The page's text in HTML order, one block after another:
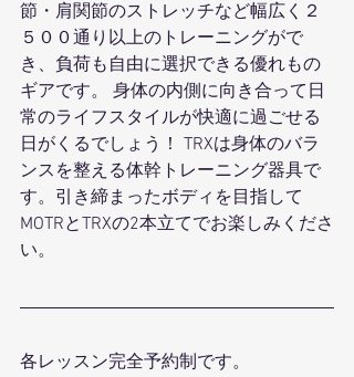
節・肩関節のストレッチなど幅広く２
５００通り以上のトレーニングがで
き、負荷も自由に選択できる優れもの
ギアです。 身体の内側に向き合って日
常のライフスタイルが快適に過ごせる
日がくるでしょう！ TRXは身体のバラ
ンスを整える体幹トレーニング器具で
す。引き締まったボディを目指して
MOTRとTRXの2本立てでお楽しみくださ
い。
各レッスン完全予約制です。